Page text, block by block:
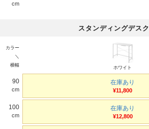
cm
スタンディングデスク
カラー
＼
横幅
ホワイト
90
cm
在庫あり
¥11,800
100
cm
在庫あり
¥12,800